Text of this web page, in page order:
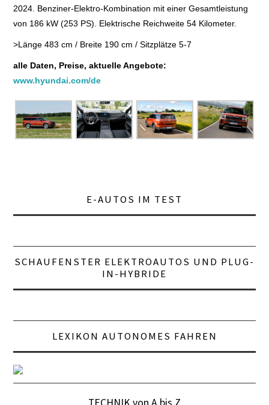
2024. Benziner-Elektro-Kombination mit einer Gesamtleistung
von 186 kW (253 PS). Elektrische Reichweite 54 Kilometer.
>Länge 483 cm / Breite 190 cm / Sitzplätze 5-7
alle Daten, Preise, aktuelle Angebote:
www.hyundai.com/de
E-AUTOS IM TEST
SCHAUFENSTER ELEKTROAUTOS UND PLUG-
IN-HYBRIDE
LEXIKON AUTONOMES FAHREN